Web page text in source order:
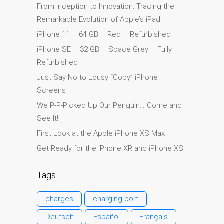
su iPhone y iPad
Cargadores para Apple
MacBook en Dundee –
Fuentes de alimentación
Reparaciones de Apple
Contáctenos
serie Apple MacBook
Pantalla tenue en
Opciones de servicio
rápido garantizado
From Inception to Innovation: Tracing the
Remarkable Evolution of Apple’s iPad
iPhone 11 – 64 GB – Red – Refurbished
iPhone SE – 32 GB – Space Grey – Fully
Refurbished
Just Say No to Lousy “Copy” iPhone
Screens
We P-P-Picked Up Our Penguin… Come and
See It!
First Look at the Apple iPhone XS Max
Get Ready for the iPhone XR and iPhone XS
Tags
charges
charging port
Deutsch
Español
Français